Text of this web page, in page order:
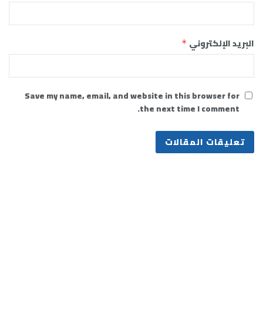
البريد الإلكتروني *
Save my name, email, and website in this browser for
the next time I comment.